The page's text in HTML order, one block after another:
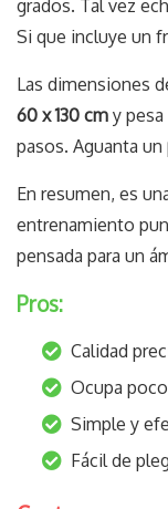
grados. Tal vez
Si que incluye un
Las dimensiones
60 x 130 cm y pesa
pasos. Aguanta un
En resumen, es
entrenamiento
pensada para un
Pros:
Calidad
Ocupa
Simple y
Fácil de